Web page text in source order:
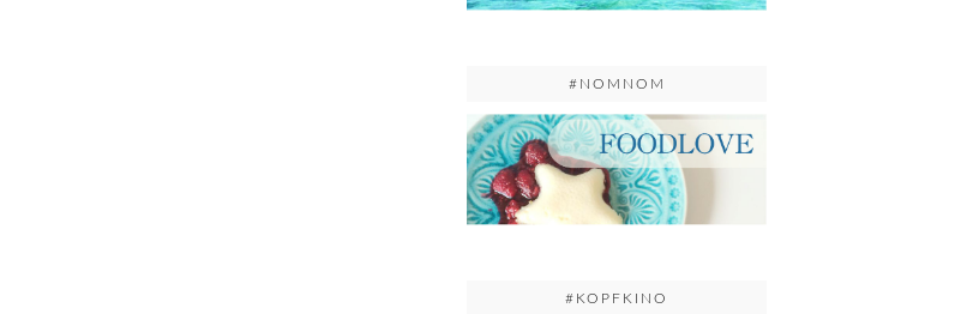
#NOMNOM
#KOPFKINO